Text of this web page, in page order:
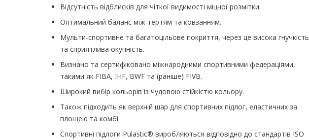
Відсутність відблисків для чіткої видимості міцної розмітки.
Оптимальний баланс між тертям та ковзанням.
Мульти-спортивне та багатоцільове покриття, через це висока гнучкість
та сприятлива окупність.
Визнано та сертифіковано міжнародними спортивними федераціями,
такими як FIBA, IHF, BWF та (раніше) FIVB.
Широкий вибір кольорів із чудовою стійкістю кольору.
Також підходить як верхній шар для спортивних підлог, еластичних за
площею та комбі.
Спортивні підлоги Pulastic® виробляються відповідно до стандартів ISO